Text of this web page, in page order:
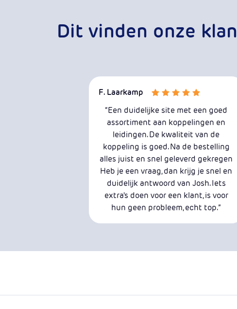
Dit vinden onze
F. Laarkamp
“Een duidelijke site met een goed
assortiment aan koppelingen en
leidingen. De kwaliteit van de
koppeling is goed. Na de bestelling
alles juist en snel geleverd gekregen
Heb je een vraag, dan krijg je snel en
duidelijk antwoord van Josh. Iets
extra's doen voor een klant, is voor
hun geen probleem, echt top.”